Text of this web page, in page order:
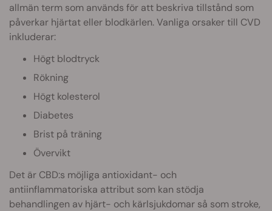
allmän term som används för att beskriva tillstånd som
påverkar hjärtat eller blodkärlen. Vanliga orsaker till CVD
inkluderar:
Högt blodtryck
Rökning
Högt kolesterol
Diabetes
Brist på träning
Övervikt
Det är CBD:s möjliga antioxidant- och
antiinflammatoriska attribut som kan stödja
behandlingen av hjärt- och kärlsjukdomar så som stroke,